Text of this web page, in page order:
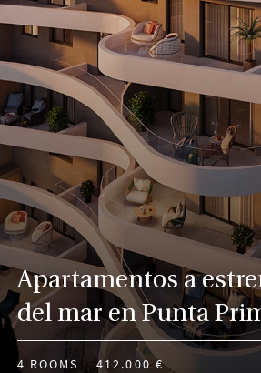
Apartamentos a
del mar en Punta
4 ROOMS 412.000 €